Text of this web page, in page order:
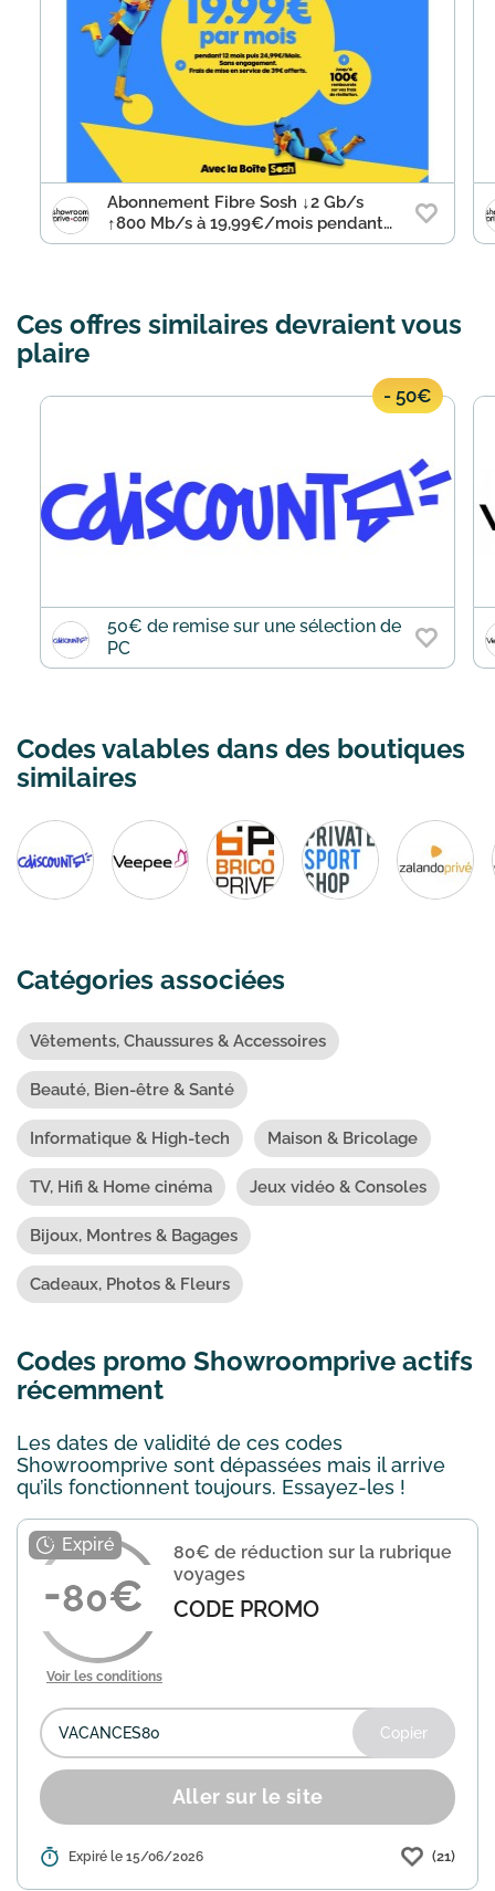
Abonnement Fibre Sosh ↓2 Gb/s
↑800 Mb/s à 19,99€/mois pendant
12 mois puis 24,99€/mois
Ces offres similaires devraient vous
plaire
- 50€
50€ de remise sur une sélection de
PC
Codes valables dans des boutiques
similaires
Catégories associées
Vêtements, Chaussures & Accessoires
Beauté, Bien-être & Santé
Informatique & High-tech Maison & Bricolage
TV, Hifi & Home cinéma Jeux vidéo & Consoles
Bijoux, Montres & Bagages
Cadeaux, Photos & Fleurs
Codes promo Showroomprive actifs
récemment
Les dates de validité de ces codes
Showroomprive sont dépassées mais il arrive
qu’ils fonctionnent toujours. Essayez-les !
80
80€ de réduction sur la rubrique
voyages
CODE PROMO
Voir les conditions
Copier
Aller sur le site
Détails : Showroomprive propose une remise
Expiré le 15/06/2026 (21)